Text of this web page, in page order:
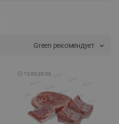
Green рекомендует
🕘 12:00-20:00